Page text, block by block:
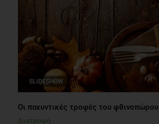
SLIDESHOW
Οι παχυντικές τροφές του φθινοπώρου
Διατροφή